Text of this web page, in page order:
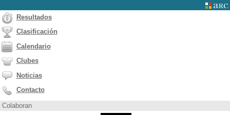
Resultados
Clasificación
Calendario
Clubes
Noticias
Contacto
Colaboran